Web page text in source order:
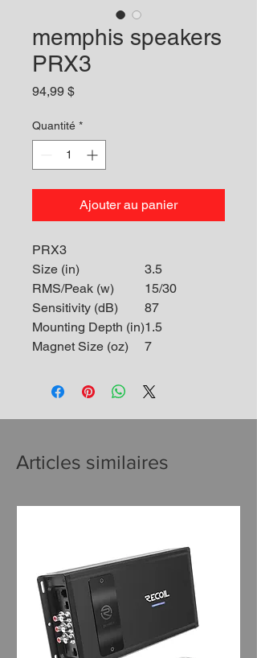
memphis speakers
PRX3
94,99 $Prix
Quantité *
Ajouter au panier
PRX3
Size (in)
3.5
RMS/Peak (w)
15/30
Sensitivity (dB)
87
Mounting Depth (in)1.5
Magnet Size (oz)
7
Articles similaires